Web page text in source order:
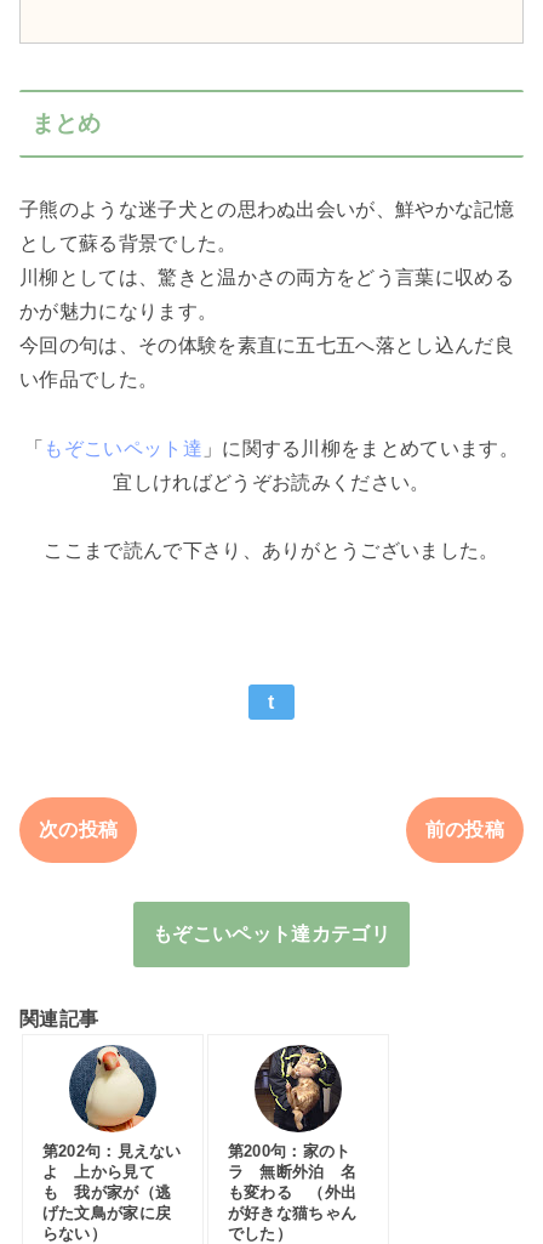
まとめ
子熊のような迷子犬との思わぬ出会いが、鮮やかな記憶
として蘇る背景でした。
川柳としては、驚きと温かさの両方をどう言葉に収める
かが魅力になります。
今回の句は、その体験を素直に五七五へ落とし込んだ良
い作品でした。
「 もぞこいペット達 」に関する川柳をまとめています。
宜しければどうぞお読みください。
ここまで読んで下さり、ありがとうございました。
t
次の投稿 前の投稿
もぞこいペット達カテゴリ
関連記事
第202句：見えない
よ 上から見て
も 我が家が（逃
げた文鳥が家に戻
らない）
第200句：家のト
ラ 無断外泊 名
も変わる （外出
が好きな猫ちゃん
でした）